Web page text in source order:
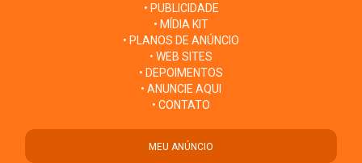
• PUBLICIDADE
• MÍDIA KIT
• PLANOS DE ANÚNCIO
• WEB SITES
• DEPOIMENTOS
• ANUNCIE AQUI
• CONTATO
MEU ANÚNCIO